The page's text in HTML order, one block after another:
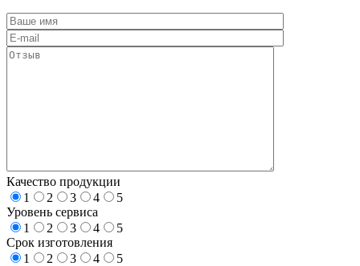
Качество продукции
1
2 3 4
5
Уровень сервиса
1
2 3 4
5
Срок изготовления
1
2 3 4
5